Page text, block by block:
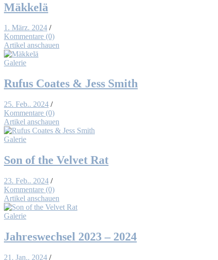
Mäk­kelä
1. März. 2024 /
Kommentare (0)
Artikel anschauen
Galerie
Ru­fus Coa­tes & Jess Smith
25. Feb.. 2024 /
Kommentare (0)
Artikel anschauen
Galerie
Son of the Vel­vet Rat
23. Feb.. 2024 /
Kommentare (0)
Artikel anschauen
Galerie
Jah­res­wech­sel 2023 – 2024
21. Jan.. 2024 /